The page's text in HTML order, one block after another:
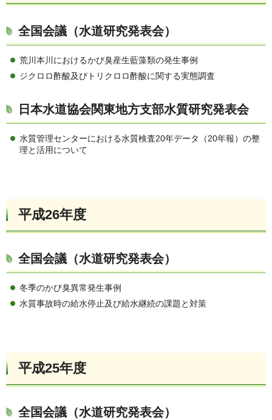
全国会議（水道研究発表会）
荒川本川におけるかび臭産生藍藻類の発生事例
ジクロロ酢酸及びトリクロロ酢酸に関する実態調査
日本水道協会関東地方支部水質研究発表会
水質管理センターにおける水質検査20年データ（20年報）の整
理と活用について
平成26年度
全国会議（水道研究発表会）
冬季のかび臭異常発生事例
水質事故時の給水停止及び給水継続の課題と対策
平成25年度
全国会議（水道研究発表会）